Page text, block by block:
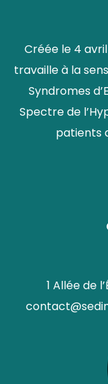
Créée le 4 avril
travaille à la
Syndromes
Spectre de
patients
1 Allée de